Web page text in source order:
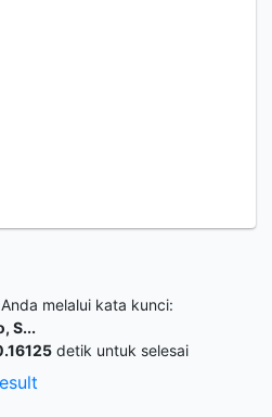
melalui kata kunci:
S...
detik untuk selesai